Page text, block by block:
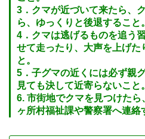
3．クマが近づいて来たら、
ら、ゆっくりと後退すること。
4．クマは逃げるものを追う
せて走ったり、大声を上げた
と。
5．子グマの近くには必ず親
見ても決して近寄らないこと。
6. 市街地でクマを見つけた
ヶ所村福祉課や警察署へ連絡